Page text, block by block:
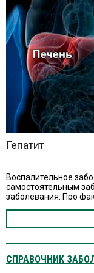
Гепатит
Воспалительное
самостоятельным
заболевания. Про
СПРАВОЧНИК